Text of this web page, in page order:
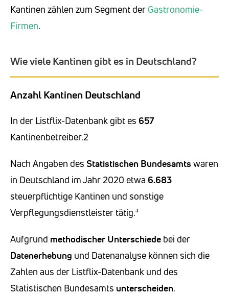
Kantinen zählen zum Segment der Gastronomie-
Firmen.
Wie viele Kantinen gibt es in Deutschland?
Anzahl Kantinen Deutschland
In der Listflix-Datenbank gibt es 657
Kantinenbetreiber.2
Nach Angaben des Statistischen Bundesamtswaren
in Deutschland im Jahr 2020 etwa 6.683
steuerpflichtige Kantinen und sonstige
Verpflegungsdienstleister tätig.³
Aufgrund methodischer Unterschiede bei der
Datenerhebung und Datenanalyse können sich die
Zahlen aus der Listflix-Datenbank und des
Statistischen Bundesamts unterscheiden.